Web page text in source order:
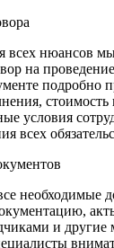
всех нюансов
на
подробно
условия
всех
необходимые
и другие